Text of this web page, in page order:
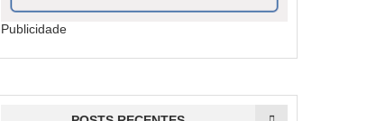
Publicidade